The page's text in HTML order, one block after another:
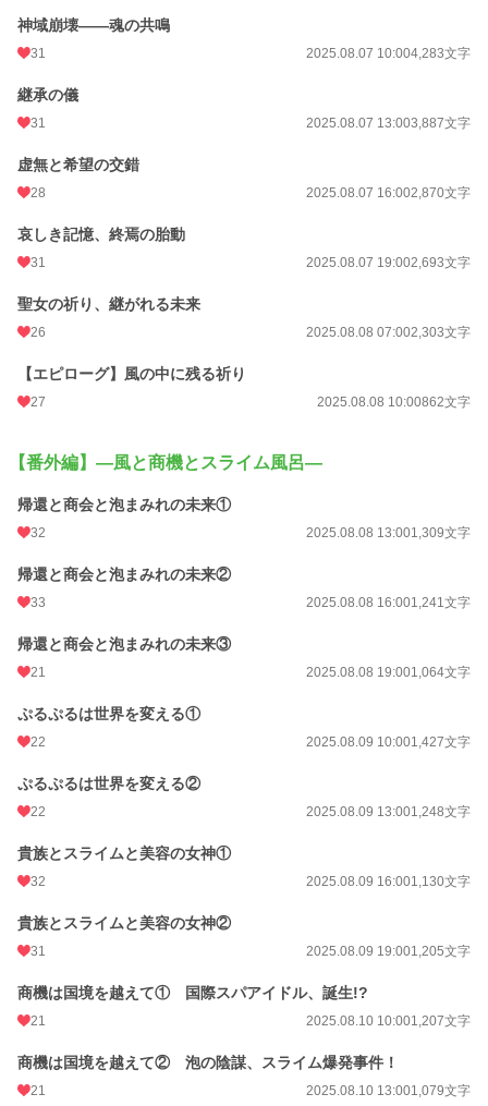
神域崩壊――魂の共鳴
31 2025.08.07 10:004,283文字
継承の儀
31 2025.08.07 13:003,887文字
虚無と希望の交錯
28 2025.08.07 16:002,870文字
哀しき記憶、終焉の胎動
31 2025.08.07 19:002,693文字
聖女の祈り、継がれる未来
26 2025.08.08 07:002,303文字
【エピローグ】風の中に残る祈り
27 2025.08.08 10:00862文字
【番外編】―風と商機とスライム風呂―
帰還と商会と泡まみれの未来①
32 2025.08.08 13:001,309文字
帰還と商会と泡まみれの未来②
33 2025.08.08 16:001,241文字
帰還と商会と泡まみれの未来③
21 2025.08.08 19:001,064文字
ぷるぷるは世界を変える①
22 2025.08.09 10:001,427文字
ぷるぷるは世界を変える②
22 2025.08.09 13:001,248文字
貴族とスライムと美容の女神①
32 2025.08.09 16:001,130文字
貴族とスライムと美容の女神②
31 2025.08.09 19:001,205文字
商機は国境を越えて① 国際スパアイドル、誕生!?
21 2025.08.10 10:001,207文字
商機は国境を越えて② 泡の陰謀、スライム爆発事件！
21 2025.08.10 13:001,079文字